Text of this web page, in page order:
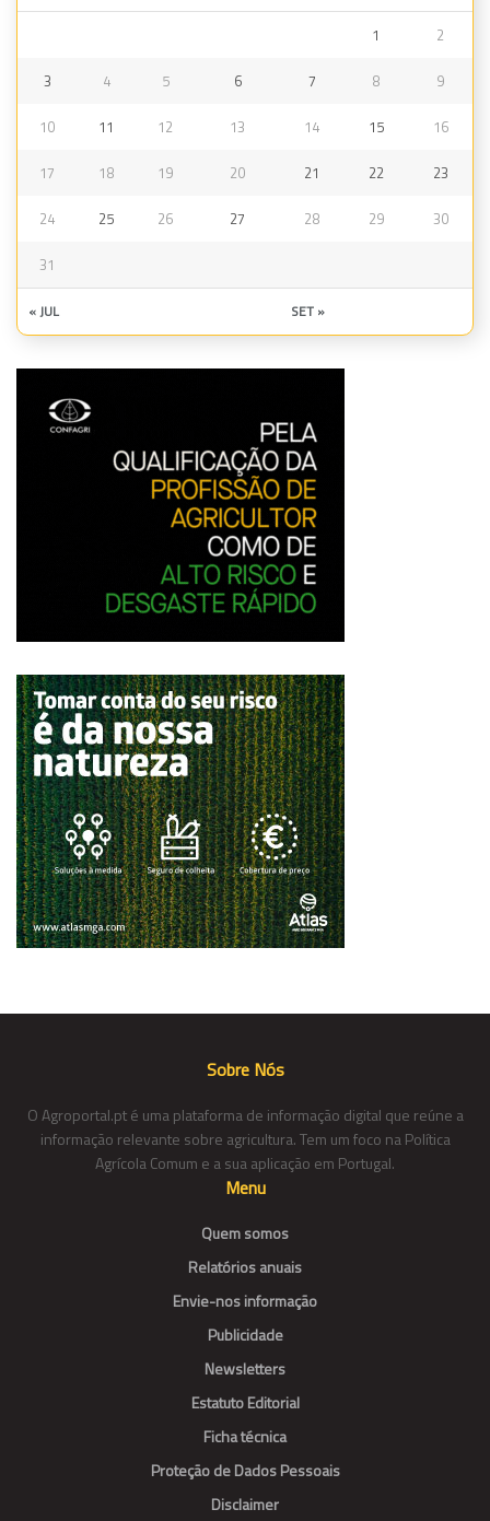
1 2
3 4 5 6 7 8 9
10 11 12 13 14 15 16
17 18 19 20 21 22 23
24 25 26 27 28 29 30
31
« JUL SET »
Sobre Nós
O Agroportal.pt é uma plataforma de informação digital que reúne a
informação relevante sobre agricultura. Tem um foco na Política
Agrícola Comum e a sua aplicação em Portugal.
Menu
Quem somos
Relatórios anuais
Envie-nos informação
Publicidade
Newsletters
Estatuto Editorial
Ficha técnica
Proteção de Dados Pessoais
Disclaimer